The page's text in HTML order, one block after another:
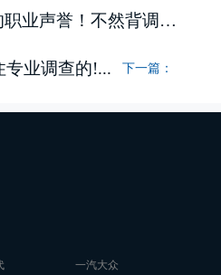
维护好自己的职业声誉！不然背调你会发现影...
下一篇：
专业调查的!...
一汽大众